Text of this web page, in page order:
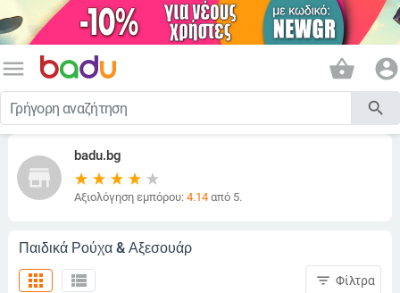
menu shopping_basket account_circle
search
store
badu.bg
Αξιολόγηση εμπόρου: 4.14από 5.
Παιδικά Ρούχα & Αξεσουάρ
view_list
apps filter_list Φίλτρα